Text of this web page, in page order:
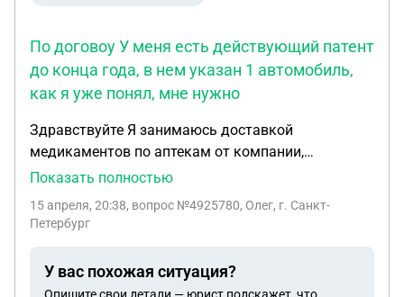
По договоу У меня есть действующий патент
до конца года, в нем указан 1 автомобиль,
как я уже понял, мне нужно
Здравствуйте Я занимаюсь доставкой
медикаментов по аптекам от компании,
официально. По договоу У меня есть
1 автомобиль, как я уже понял, мне нужно
хочу нанять водителя(физ лицо)который будет
Показать полностью
15 апреля, 20:38, вопрос №4925780, Олег, г. Санкт-
Петербург
У вас похожая ситуация?